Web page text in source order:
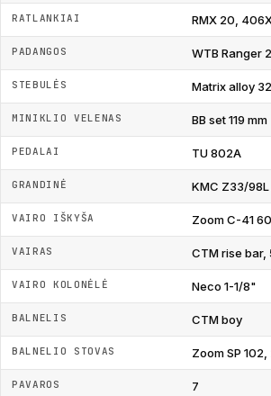
RATLANKIAI RMX 20,
PADANGOS WTB Ranger
STEBULĖS Matrix alloy
MINIKLIO VELENAS BB set 119 mm
PEDALAI TU 802A
GRANDINĖ KMC Z33/98L
VAIRO IŠKYŠA Zoom C-41
VAIRAS CTM rise
VAIRO KOLONĖLĖ Neco 1-1/8"
BALNELIS CTM boy
BALNELIO STOVAS Zoom SP
PAVAROS 7